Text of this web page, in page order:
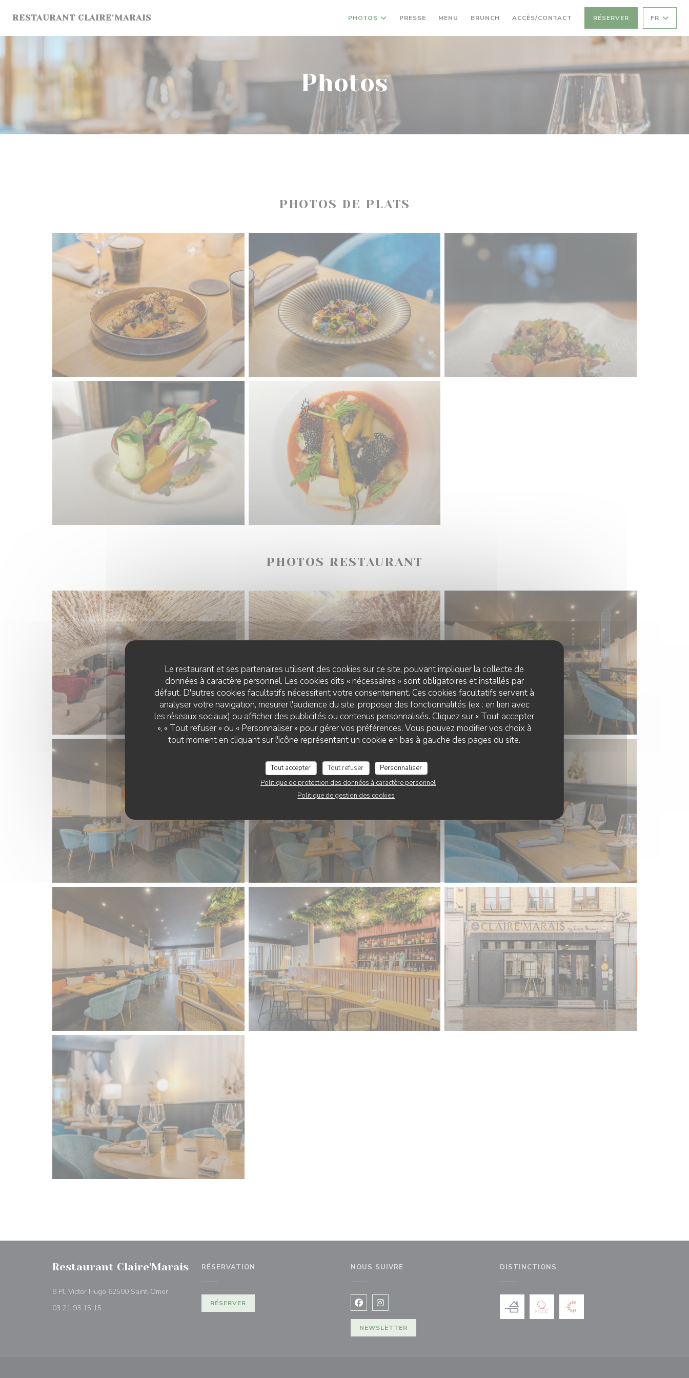
Le restaurant et ses partenaires utilisent des cookies sur ce site, pouvant impliquer la collecte de
données à caractère personnel. Les cookies dits « nécessaires » sont obligatoires et installés par
défaut. D'autres cookies facultatifs nécessitent votre consentement. Ces cookies facultatifs servent à
analyser votre navigation, mesurer l'audience du site, proposer des fonctionnalités (ex : en lien avec
les réseaux sociaux) ou afficher des publicités ou contenus personnalisés. Cliquez sur « Tout accepter
», « Tout refuser » ou « Personnaliser » pour gérer vos préférences. Vous pouvez modifier vos choix à
tout moment en cliquant sur l'icône représentant un cookie en bas à gauche des pages du site.
Tout accepter Tout refuser
Personnaliser
Politique de protection des données à caractère personnel
Politique de gestion des cookies
RESTAURANT CLAIRE'MARAIS PHOTOS PRESSE MENU ((OUVRE UNE NOUVELLE FENÊTRE))
BRUNCH((OUVRE UNE NOUVELLE FENÊTRE))
ACCÈS/CONTACT RÉSERVER FR
Photos
PHOTOS DE PLATS
PHOTOS RESTAURANT
Restaurant Claire'Marais
8 Pl. Victor Hugo 62500 Saint-Omer((ouvre une nouvelle fenêtre))
03 21 93 15 15
RÉSERVATION
RÉSERVER
NOUS SUIVRE
Facebook ((ouvre une nouvelle fenêtre))
Instagram ((ouvre une nouvelle fenêtre))
NEWSLETTER
DISTINCTIONS
RESTAURANT CLAIRE'MARAIS